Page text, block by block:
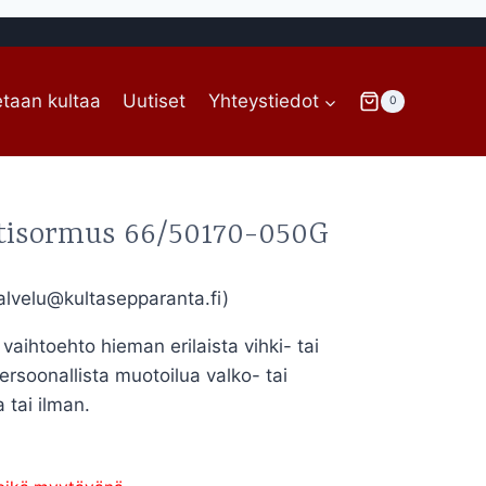
kultaa Uutiset Yhteystiedot 0
66/50170-050G
hieman erilaista vihki- tai
muotoilua valko- tai
tai ilman.